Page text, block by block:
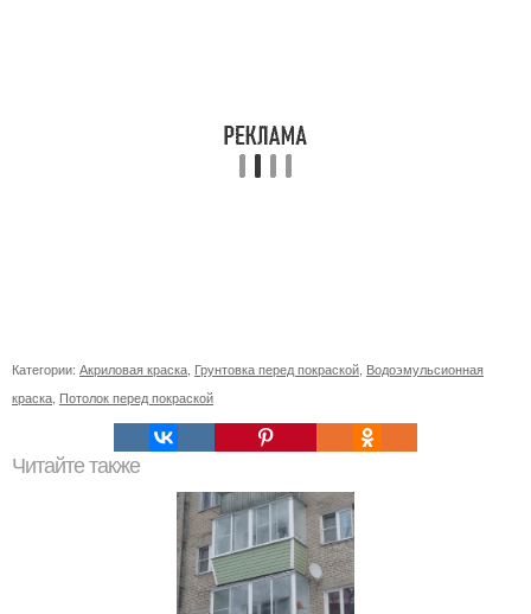
Категории: Акриловая краска Грунтовка перед покраской Водоэмульсионная
краска Потолок перед покраской
Читайте также